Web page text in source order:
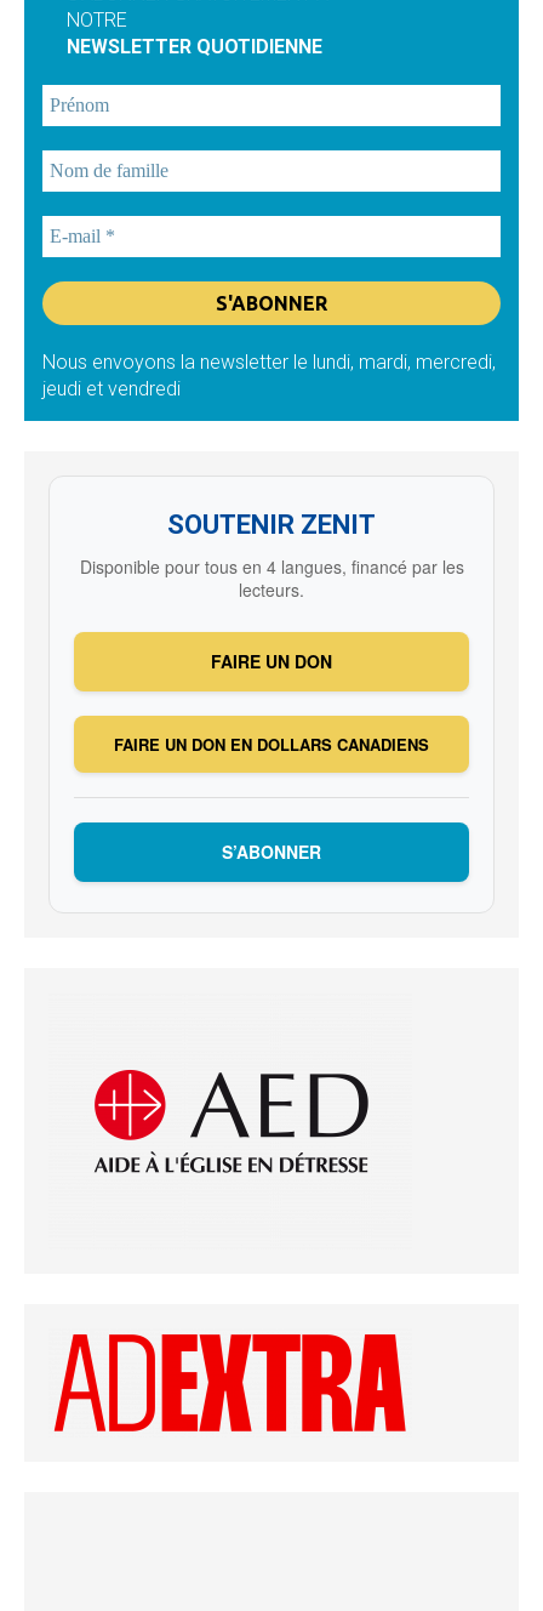
NOTRE
NEWSLETTER QUOTIDIENNE
Nous envoyons la newsletter le lundi, mardi, mercredi,
jeudi et vendredi
SOUTENIR ZENIT
Disponible pour tous en 4 langues, financé par les
lecteurs.
FAIRE UN DON
FAIRE UN DON EN DOLLARS CANADIENS
S’ABONNER